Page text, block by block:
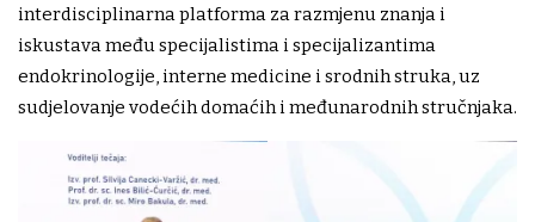
interdisciplinarna platforma za razmjenu znanja i
iskustava među specijalistima i specijalizantima
endokrinologije, interne medicine i srodnih struka, uz
sudjelovanje vodećih domaćih i međunarodnih stručnjaka.